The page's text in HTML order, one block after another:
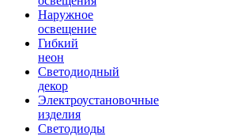
Наружное
освещение
Гибкий
неон
Светодиодный
декор
Электроустановочные
изделия
Светодиоды